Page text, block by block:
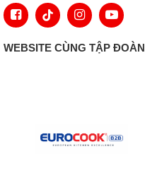
WEBSITE CÙNG TẬP ĐOÀN